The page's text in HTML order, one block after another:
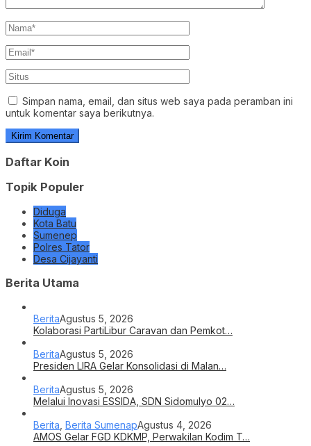
Simpan nama, email, dan situs web saya pada peramban ini
untuk komentar saya berikutnya.
Daftar Koin
Topik Populer
Diduga
Kota Batu
Sumenep
Polres Tator
Desa Cijayanti
Berita Utama
BeritaAgustus 5, 2026
Kolaborasi PartiLibur Caravan dan Pemkot…
BeritaAgustus 5, 2026
Presiden LIRA Gelar Konsolidasi di Malan…
BeritaAgustus 5, 2026
Melalui Inovasi ESSIDA, SDN Sidomulyo 02…
Berita Berita SumenapAgustus 4, 2026
AMOS Gelar FGD KDKMP, Perwakilan Kodim T…